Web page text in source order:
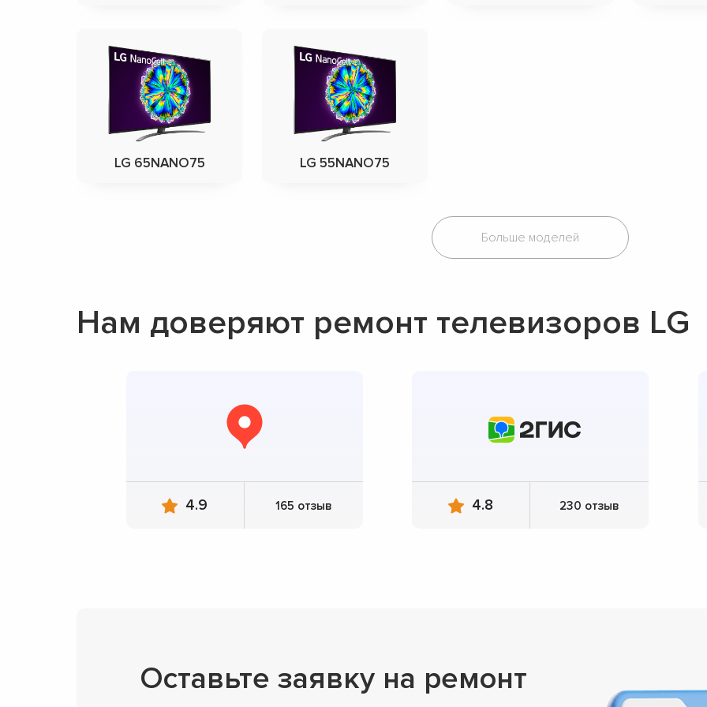
LG 65NANO75 LG 55NANO75
Больше моделей
Нам доверяют ремонт телевизоров LG
4.9 165 отзыв 4.8 230 отзыв
Оставьте заявку на ремонт